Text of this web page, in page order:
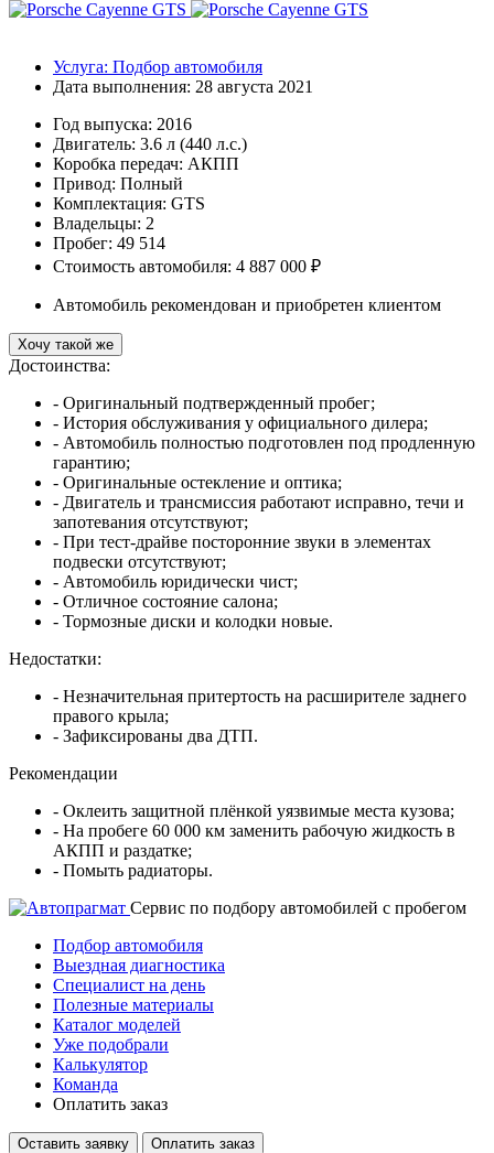
Услуга: Подбор автомобиля
Дата выполнения: 28 августа 2021
Год выпуска: 2016
Двигатель: 3.6 л (440 л.с.)
Коробка передач: АКПП
Привод: Полный
Комплектация: GTS
Владельцы: 2
Пробег: 49 514
Стоимость автомобиля: 4 887 000 ₽
Автомобиль рекомендован и приобретен клиентом
Хочу такой же
Достоинства:
- Оригинальный подтвержденный пробег;
- История обслуживания у официального дилера;
- Автомобиль полностью подготовлен под продленную
гарантию;
- Оригинальные остекление и оптика;
- Двигатель и трансмиссия работают исправно, течи и
запотевания отсутствуют;
- При тест-драйве посторонние звуки в элементах
подвески отсутствуют;
- Автомобиль юридически чист;
- Отличное состояние салона;
- Тормозные диски и колодки новые.
Недостатки:
- Незначительная притертость на расширителе заднего
правого крыла;
- Зафиксированы два ДТП.
Рекомендации
- Оклеить защитной плёнкой уязвимые места кузова;
- На пробеге 60 000 км заменить рабочую жидкость в
АКПП и раздатке;
- Помыть радиаторы.
Cервис по подбору автомобилей с пробегом
Подбор автомобиля
Выездная диагностика
Специалист на день
Полезные материалы
Каталог моделей
Уже подобрали
Калькулятор
Команда
Оплатить заказ
Оставить заявку Оплатить заказ